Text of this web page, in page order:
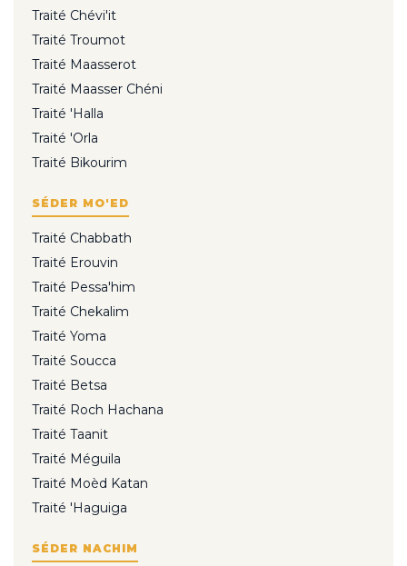
Traité Chévi'it
Traité Troumot
Traité Maasserot
Traité Maasser Chéni
Traité 'Halla
Traité 'Orla
Traité Bikourim
SÉDER MO'ED
Traité Chabbath
Traité Erouvin
Traité Pessa'him
Traité Chekalim
Traité Yoma
Traité Soucca
Traité Betsa
Traité Roch Hachana
Traité Taanit
Traité Méguila
Traité Moèd Katan
Traité 'Haguiga
SÉDER NACHIM